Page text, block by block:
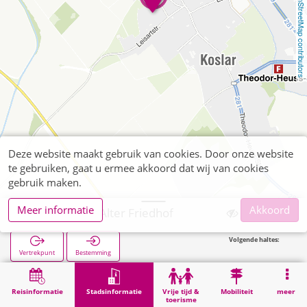
OpenStreetMap contributors
Reisinformatie Stadsinformatie
Vrije tijd &
toerisme
Mobiliteit meer
Jülich, Koslar Alter Friedhof
Vertrekpunt Bestemming
Volgende haltes:
Stadsinformatie Begraafplaatsen Jülich, Koslar Alter Friedhof
Deze website maakt gebruik van cookies. Door onze website
te gebruiken, gaat u ermee akkoord dat wij van cookies
gebruik maken.
Meer informatie
Akkoord